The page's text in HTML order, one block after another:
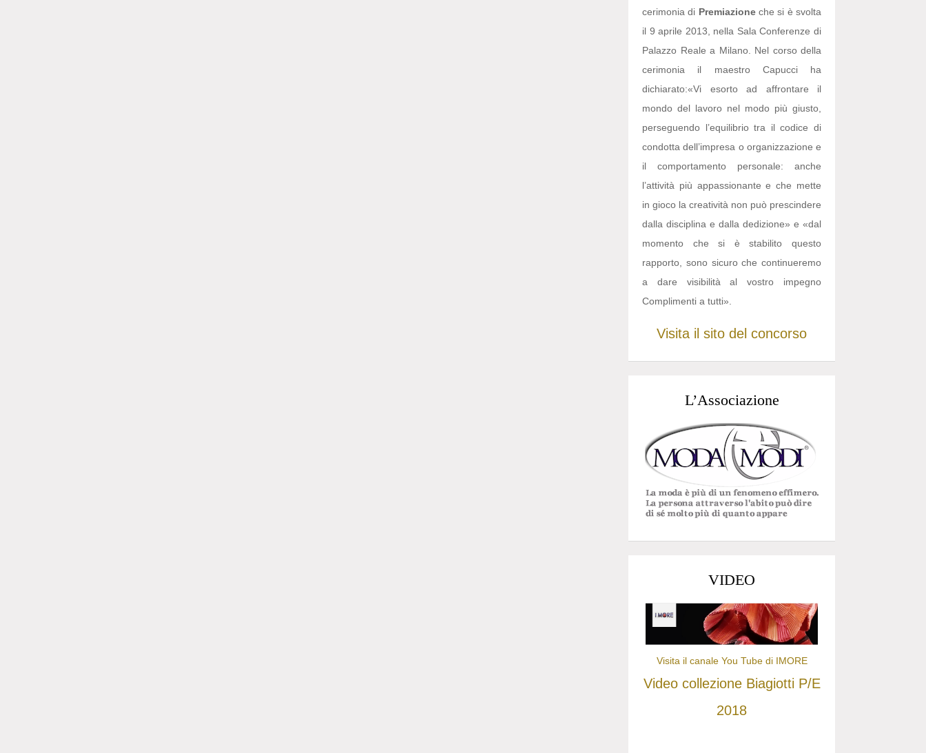
cerimonia di Premiazioneche si è svolta
il 9 aprile 2013, nella Sala Conferenze di
Palazzo Reale a Milano. Nel corso della
cerimonia il maestro Capucci ha
dichiarato:«Vi esorto ad affrontare il
mondo del lavoro nel modo più giusto,
perseguendo l’equilibrio tra il codice di
condotta dell’impresa o organizzazione e
il comportamento personale: anche
l’attività più appassionante e che mette
in gioco la creatività non può prescindere
dalla disciplina e dalla dedizione» e «dal
momento che si è stabilito questo
rapporto, sono sicuro che continueremo
a dare visibilità al vostro impegno
Complimenti a tutti».
Visita il sito del concorso
L’Associazione
VIDEO
Visita il canale You Tube di IMORE
Video collezione Biagiotti P/E
2018